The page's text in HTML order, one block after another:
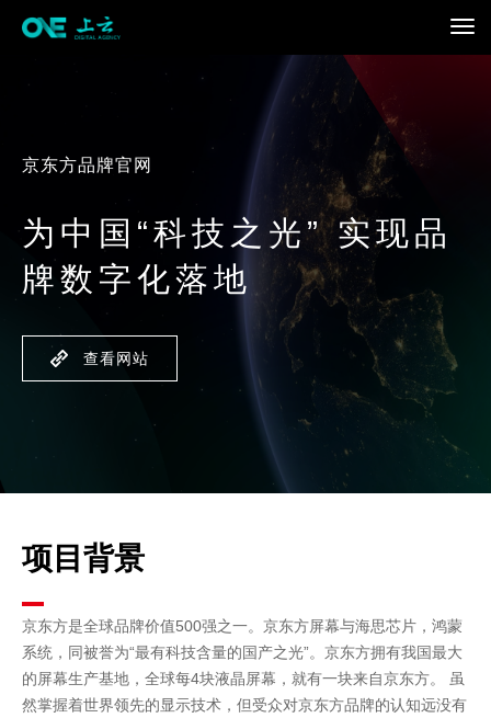
京东方品牌官网
为中国“科技之光” 实现品
牌数字化落地
查看网站
项目背景
京东方是全球品牌价值500强之一。京东方屏幕与海思芯片，鸿蒙
系统，同被誉为“最有科技含量的国产之光”。京东方拥有我国最大
的屏幕生产基地，全球每4块液晶屏幕，就有一块来自京东方。
虽
然掌握着世界领先的显示技术，但受众对京东方品牌的认知远没有